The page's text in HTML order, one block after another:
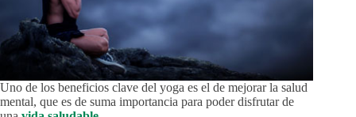
Uno de los beneficios clave del yoga es el de mejorar la salud
mental, que es de suma importancia para poder disfrutar de